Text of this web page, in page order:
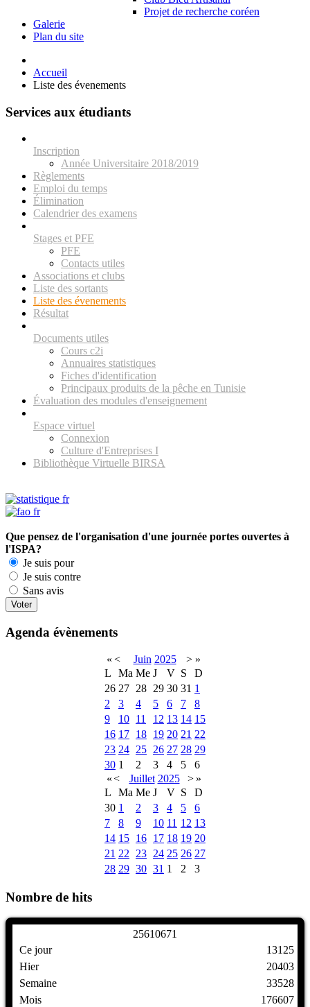
Projet de recherche coréen
Galerie
Plan du site
Accueil
Liste des évenements
Services aux étudiants
Inscription
Année Universitaire 2018/2019
Règlements
Emploi du temps
Élimination
Calendrier des examens
Stages et PFE
PFE
Contacts utiles
Associations et clubs
Liste des sortants
Liste des évenements
Résultat
Documents utiles
Cours c2i
Annuaires statistiques
Fiches d'identification
Principaux produits de la pêche en Tunisie
Évaluation des modules d'enseignement
Espace virtuel
Connexion
Culture d'Entreprises I
Bibliothèque Virtuelle BIRSA
Que pensez de l'organisation d'une journée portes ouvertes à
l'ISPA?
Je suis pour
Je suis contre
Sans avis
Agenda évènements
« < Juin 2025 > »
L
Ma Me J V S
D
26 27 28 29 30 31 1
2
3 4 5 6 7
8
9
10 11 12 13 14 15
16 17 18 19 20 21 22
23 24 25 26 27 28 29
30 1 2 3 4 5
6
«< Juillet 2025 > »
L
Ma Me J V S
D
30 1 2 3 4 5
6
7
8 9 10 11 12 13
14 15 16 17 18 19 20
21 22 23 24 25 26 27
28 29 30 31 1 2 3
Nombre de hits
25610671
Ce jour
Hier
Semaine
Mois
13125
20403
33528
176607